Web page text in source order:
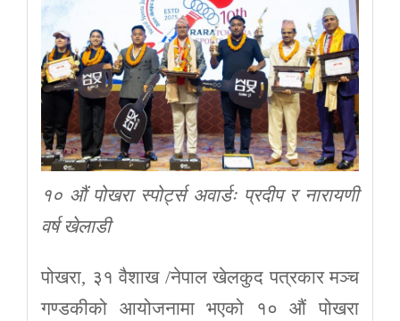
१० औं पोखरा स्पोर्ट्स अवार्डः प्रदीप र नारायणी
वर्ष खेलाडी
पोखरा, ३१ वैशाख /नेपाल खेलकुद पत्रकार मञ्च
गण्डकीको आयोजनामा भएको १० औं पोखरा